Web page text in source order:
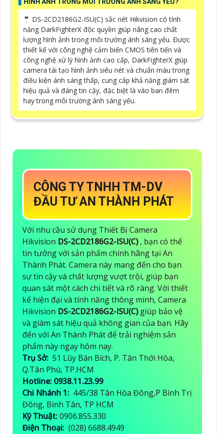
HÌNH ẢNH TRONG MÔI TRƯỜNG ÁNH SÁNG YẾU?
🤵 DS-2CD2186G2-ISU(C) sắc nét Hikvision có tính
năng DarkFighterX độc quyền giúp nâng cao chất
lượng hình ảnh trong môi trường ánh sáng yếu. Được
thiết kế với công nghệ cảm biến CMOS tiên tiến và
công nghệ xử lý hình ảnh cao cấp, DarkFighterX giúp
camera tái tạo hình ảnh siêu nét và chuẩn màu trong
điều kiện ánh sáng thấp, cung cấp khả năng giám sát
hiệu quả và đáng tin cậy, đặc biệt là vào ban đêm
hay trong môi trường ánh sáng yếu.
CÔNG TY TNHH TM-DV
ĐẦU TƯ AN THÀNH PHÁT
Với nhu cầu sử dụng Thiết Bị Camera
Hikvision DS-2CD2186G2-ISU(C), bạn có thể
tin tưởng với sản phẩm chính hãng tại An
Thành Phát. Camera này mang đến cho bạn
sự tin cậy và chất lượng vượt trội, giúp bạn
quan sát một cách chi tiết và rõ ràng. Với thiết
kế hiện đại và tính năng thông minh, Camera
Hikvision DS-2CD2186G2-ISU(C)giúp bảo vệ
và giám sát hiệu quả không gian của bạn. Hãy
đến với An Thành Phát để trải nghiệm sản
phẩm này ngay hôm nay.
Trụ Sở: 51 Lũy Bán Bích, P. Tân Thới Hòa,
Q.Tân Phú, TP.HCM
Hotline: 0938.11.23.99
Chi Nhánh 1: 445/38 Tân Hòa Đông,P Bình Trị
Đông, Bình Tân, TP HCM
Kỹ Thuật:0906.855.330
Điện Thoại: (028) 6688.4949